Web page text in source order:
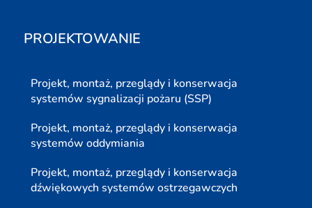
PROJEKTOWANIE
Projekt, montaż, przeglądy i konserwacja
systemów sygnalizacji pożaru (SSP)
Projekt, montaż, przeglądy i konserwacja
systemów oddymiania
Projekt, montaż, przeglądy i konserwacja
dźwiękowych systemów ostrzegawczych